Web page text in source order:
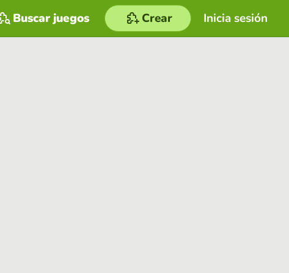
Inicia sesión
Buscar juegos Crear